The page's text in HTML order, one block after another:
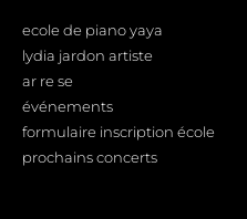
ecole de piano yaya
lydia jardon artiste
ar re se
événements
formulaire inscription école
prochains concerts